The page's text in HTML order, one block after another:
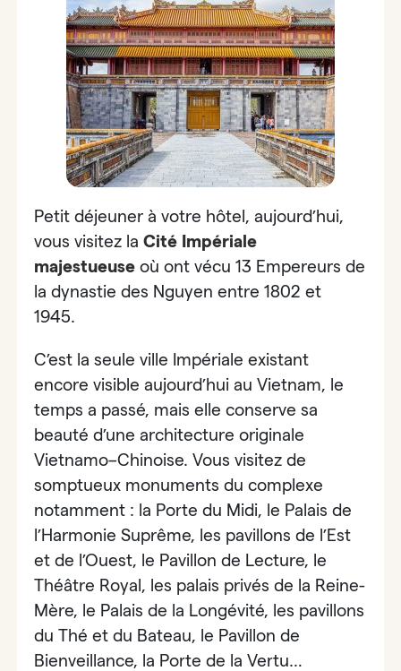
Petit déjeuner à votre hôtel, aujourd’hui,
vous visitez laCité Impériale
majestueuse où ont vécu 13 Empereurs de
la dynastie des Nguyen entre 1802 et
1945.
C’est la seule ville Impériale existant
encore visible aujourd’hui au Vietnam, le
temps a passé, mais elle conserve sa
beauté d’une architecture originale
Vietnamo–Chinoise. Vous visitez de
somptueux monuments du complexe
notamment : la Porte du Midi, le Palais de
l’Harmonie Suprême, les pavillons de l’Est
et de l’Ouest, le Pavillon de Lecture, le
Théâtre Royal, les palais privés de la Reine-
Mère, le Palais de la Longévité, les pavillons
du Thé et du Bateau, le Pavillon de
Bienveillance, la Porte de la Vertu…